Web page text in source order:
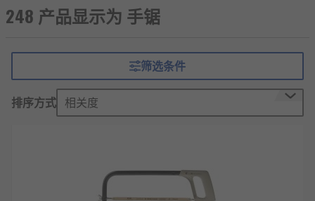
手锯经不断改良后越来越小巧，也多出了更多的品
种。手锯可以切割木材、塑料、金属和轻质建筑材
手锯的作用
我们实现所期望的专业加工效果。
248 产品显示为 手锯
筛选条件
排序方式 相关度